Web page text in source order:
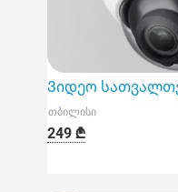
Ვიდეო
თბილისი
249 ₾